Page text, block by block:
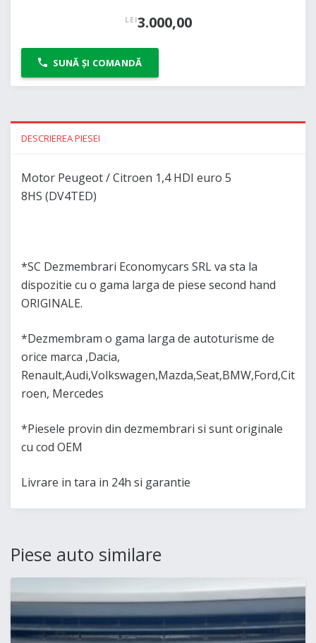
LEI3.000,00
SUNĂ ȘI COMANDĂ
DESCRIEREA PIESEI
Motor Peugeot / Citroen 1,4 HDI euro 5
8HS (DV4TED)
*SC Dezmembrari Economycars SRL va sta la
dispozitie cu o gama larga de piese second hand
ORIGINALE.
*Dezmembram o gama larga de autoturisme de
orice marca ,Dacia,
Renault,Audi,Volkswagen,Mazda,Seat,BMW,Ford,Cit
roen, Mercedes
*Piesele provin din dezmembrari si sunt originale
cu cod OEM
Livrare in tara in 24h si garantie
Piese auto similare